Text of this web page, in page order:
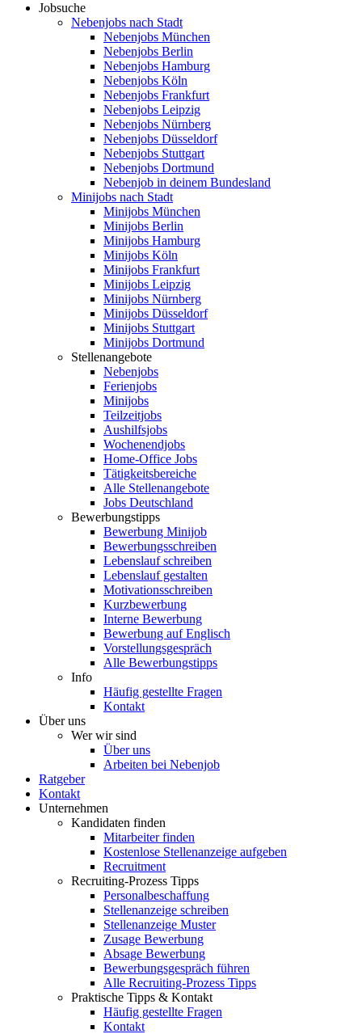
Jobsuche
Nebenjobs nach Stadt
Nebenjobs München
Nebenjobs Berlin
Nebenjobs Hamburg
Nebenjobs Köln
Nebenjobs Frankfurt
Nebenjobs Leipzig
Nebenjobs Nürnberg
Nebenjobs Düsseldorf
Nebenjobs Stuttgart
Nebenjobs Dortmund
Nebenjob in deinem Bundesland
Minijobs nach Stadt
Minijobs München
Minijobs Berlin
Minijobs Hamburg
Minijobs Köln
Minijobs Frankfurt
Minijobs Leipzig
Minijobs Nürnberg
Minijobs Düsseldorf
Minijobs Stuttgart
Minijobs Dortmund
Stellenangebote
Nebenjobs
Ferienjobs
Minijobs
Teilzeitjobs
Aushilfsjobs
Wochenendjobs
Home-Office Jobs
Tätigkeitsbereiche
Alle Stellenangebote
Jobs Deutschland
Bewerbungstipps
Bewerbung Minijob
Bewerbungsschreiben
Lebenslauf schreiben
Lebenslauf gestalten
Motivationsschreiben
Kurzbewerbung
Interne Bewerbung
Bewerbung auf Englisch
Vorstellungsgespräch
Alle Bewerbungstipps
Info
Häufig gestellte Fragen
Kontakt
Über uns
Wer wir sind
Über uns
Arbeiten bei Nebenjob
Ratgeber
Kontakt
Unternehmen
Kandidaten finden
Mitarbeiter finden
Kostenlose Stellenanzeige aufgeben
Recruitment
Recruiting-Prozess Tipps
Personalbeschaffung
Stellenanzeige schreiben
Stellenanzeige Muster
Zusage Bewerbung
Absage Bewerbung
Bewerbungsgespräch führen
Alle Recruiting-Prozess Tipps
Praktische Tipps & Kontakt
Häufig gestellte Fragen
Kontakt